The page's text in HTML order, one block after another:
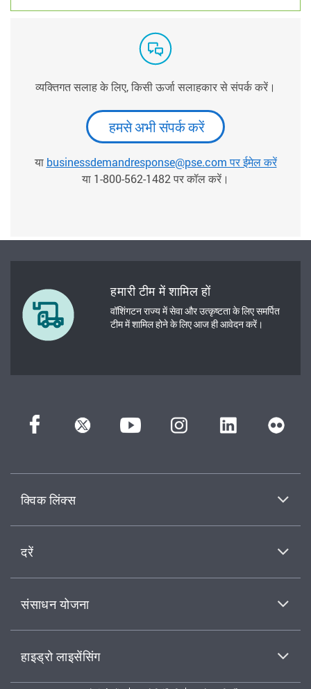
व्यक्तिगत सलाह के लिए, किसी ऊर्जा सलाहकार से संपर्क करें।
हमसे अभी संपर्क करें
या businessdemandresponse@pse.com पर ईमेल करें
या 1-800-562-1482 पर कॉल करें।
हमारी टीम में शामिल हों
वॉशिंगटन राज्य में सेवा और उत्कृष्टता के लिए समर्पित
टीम में शामिल होने के लिए आज ही आवेदन करें।
क्विक लिंक्स
दरें
संसाधन योजना
हाइड्रो लाइसेंसिंग